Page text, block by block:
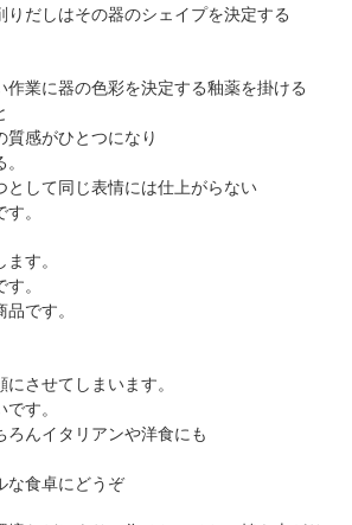
りだしはその器のシェイプを決定する
作業に器の色彩を決定する釉薬を掛ける
質感がひとつになり
として同じ表情には仕上がらない
。
す。
。
です。
させてしまいます。
す。
ろんイタリアンや洋食にも
な食卓にどうぞ